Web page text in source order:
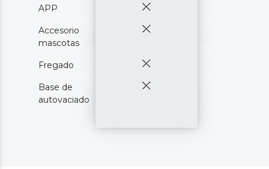
APP
Accesorio
mascotas
Fregado
Base de
autovaciado